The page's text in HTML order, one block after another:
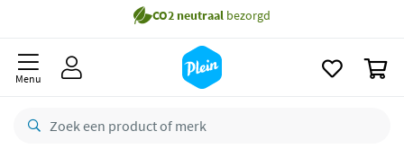
Gratisbezorging vanaf 35,- *
besteld,
Gratisretourneren
Menu